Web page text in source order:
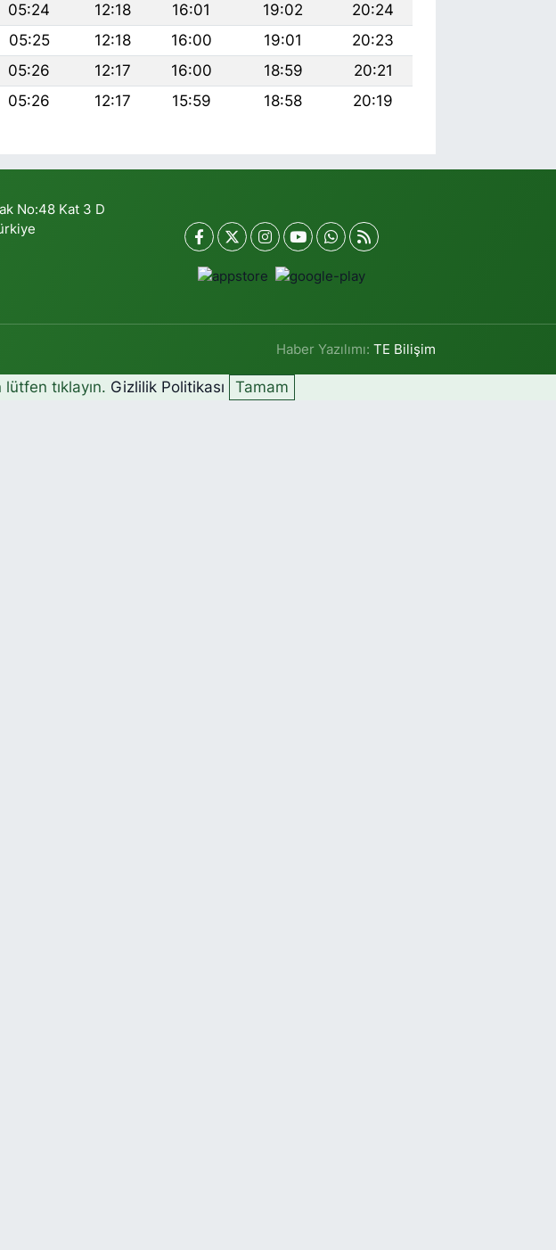
05:24 12:18 16:01 19:02
20:24
05:25 12:18 16:00 19:01
20:23
05:26 12:17 16:00 18:59
20:21
05:26 12:17 15:59 18:58 20:19
No:48 Kat 3 D
Haber Yazılımı:TE Bilişim
tıklayın. Gizlilik Politikası Tamam